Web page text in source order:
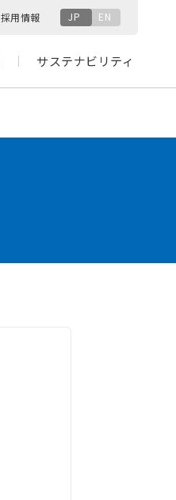
採用情報 JP EN
サステナビリティ